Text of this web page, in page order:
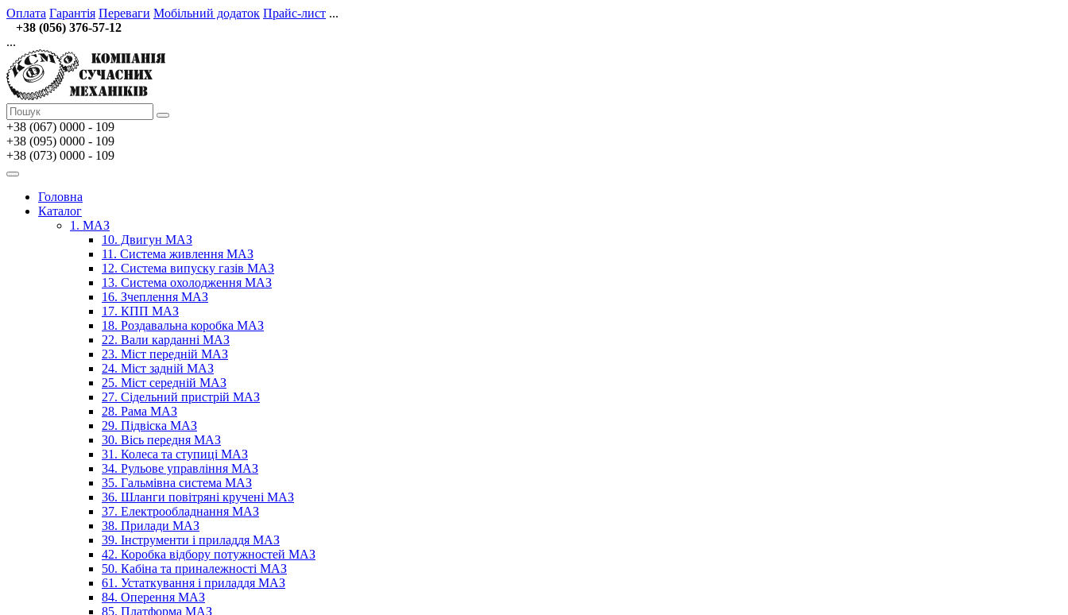
Оплата Гарантія Переваги Мобільний додаток Прайс-лист ...
+38 (056) 376-57-12
...
+38 (067) 0000 - 109
+38 (095) 0000 - 109
+38 (073) 0000 - 109
Головна
Каталог
1. МАЗ
10. Двигун МАЗ
11. Система живлення МАЗ
12. Система випуску газів МАЗ
13. Система охолодження МАЗ
16. Зчеплення МАЗ
17. КПП МАЗ
18. Роздавальна коробка МАЗ
22. Вали карданні МАЗ
23. Міст передній МАЗ
24. Міст задній МАЗ
25. Міст середній МАЗ
27. Сідельний пристрій МАЗ
28. Рама МАЗ
29. Підвіска МАЗ
30. Вісь передня МАЗ
31. Колеса та ступиці МАЗ
34. Рульове управління МАЗ
35. Гальмівна система МАЗ
36. Шланги повітряні кручені МАЗ
37. Електрообладнання МАЗ
38. Прилади МАЗ
39. Інструменти і приладдя МАЗ
42. Коробка відбору потужностей МАЗ
50. Кабіна та приналежності МАЗ
61. Устаткування і приладдя МАЗ
84. Оперення МАЗ
85. Платформа МАЗ